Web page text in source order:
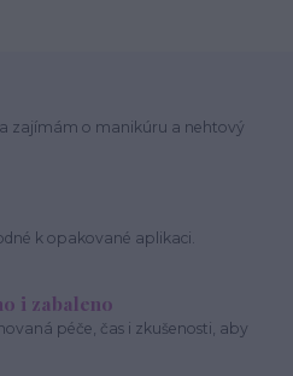
a zajímám o manikúru a nehtový
k opakované aplikaci.
i zabaleno
péče, čas i zkušenosti, aby